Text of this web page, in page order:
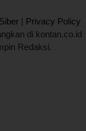
| Privacy Policy
di kontan.co.id
Redaksi.